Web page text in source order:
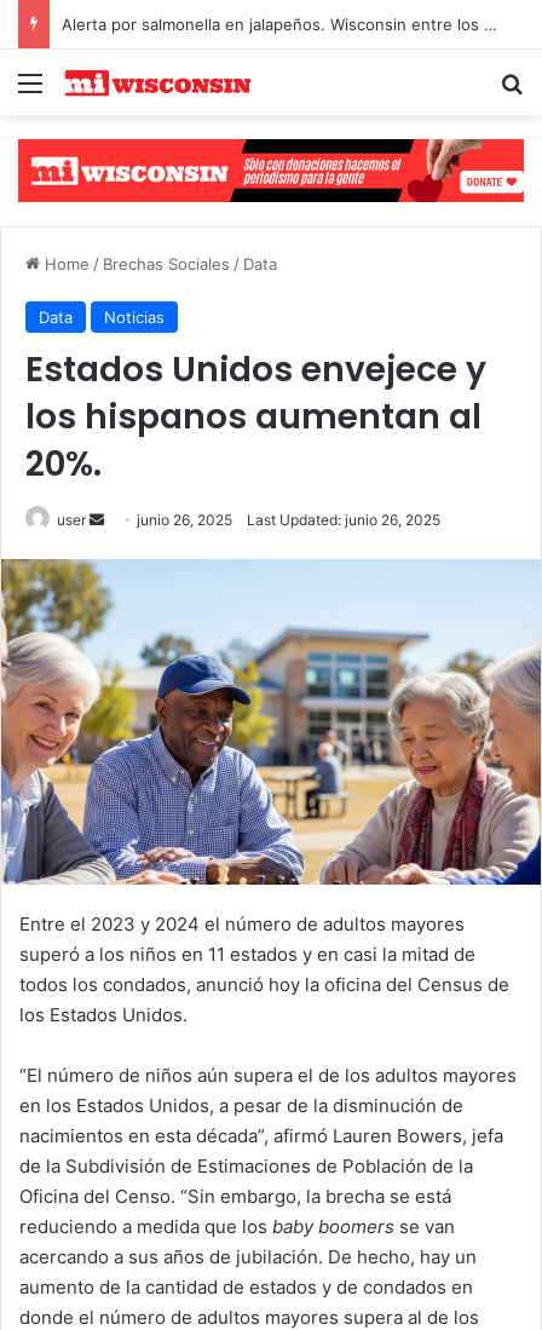
▼
Alerta por salmonella en jalapeños. Wisconsin entre los afectados
Menu
Home / Brechas Sociales / Data
Data Noticias
Estados Unidos envejece y
los hispanos aumentan al
20%.
user
Sendjunio 26, 2025 Last Updated: junio 26, 2025
Entre el 2023 y 2024 el número de adultos mayores
superó a los niños en 11 estados y en casi la mitad de
todos los condados, anunció hoy la oficina del Census de
los Estados Unidos.
“El número de niños aún supera el de los adultos mayores
en los Estados Unidos, a pesar de la disminución de
nacimientos en esta década”, afirmó Lauren Bowers, jefa
de la Subdivisión de Estimaciones de Población de la
Oficina del Censo. “Sin embargo, la brecha se está
reduciendo a medida que los baby boomers se van
acercando a sus años de jubilación. De hecho, hay un
aumento de la cantidad de estados y de condados en
donde el número de adultos mayores supera al de los